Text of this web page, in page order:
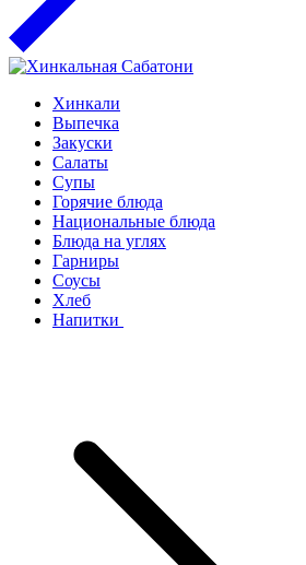
Хинкали
Выпечка
Закуски
Салаты
Супы
Горячие блюда
Национальные блюда
Блюда на углях
Гарниры
Соусы
Хлеб
Напитки